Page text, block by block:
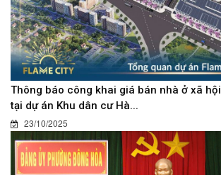
Thông báo công khai giá bán nhà ở xã hội
tại dự án Khu dân cư Hà...
23/10/2025